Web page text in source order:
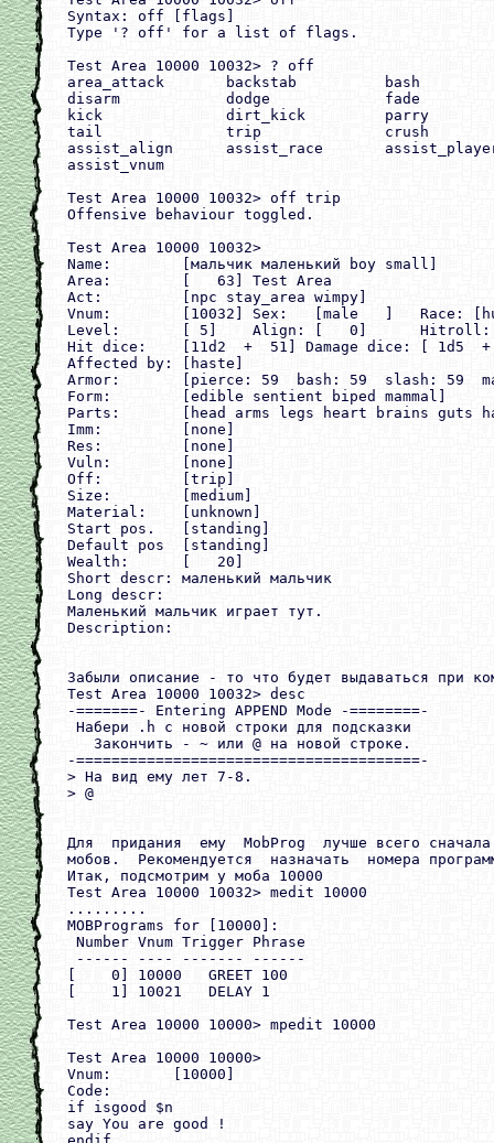
Syntax: off [flags]
Type '? off' for a list of flags.
Test Area 10000 10032> ? off
area_attack       backstab          bash
disarm            dodge             fade
kick              dirt_kick         parry
tail              trip              crush
assist_align      assist_race
assist_vnum
Test Area 10000 10032> off trip
Offensive behaviour toggled.
Test Area 10000 10032>
Name:        [мальчик маленький boy small]
Area:        [   63] Test Area
Act:         [npc stay_area wimpy]
Vnum:        [10032] Sex:   [male   ]   Race:
Level:       [ 5]    Align: [   0]      Hitroll: [
Hit dice:    [11d2  +  51] Damage dice: [ 1d5
Affected by: [haste]
Armor:       [pierce: 59  bash: 59  slash: 59
Form:        [edible sentient biped mammal]
Parts:       [head arms legs heart brains guts
Imm:         [none]
Res:         [none]
Vuln:        [none]
Off:         [trip]
Size:        [medium]
Material:    [unknown]
Start pos.   [standing]
Default pos  [standing]
Wealth:      [   20]
Short descr: маленький мальчик
Long descr:
Маленький мальчик играет тут.
Description:
Забыли описание - то что будет выдаваться при
Test Area 10000 10032> desc
-=======- Entering APPEND Mode -========-
Набери .h с новой строки для подсказки
   Закончить - ~ или @ на новой строке.
-=======================================-
> На вид ему лет 7-8.
> @
Для  придания  ему  MobProg  лучше всего сначала
мобов.  Рекомендуется  назначать  номера
Итак, подсмотрим у моба 10000
Test Area 10000 10032> medit 10000
.........
MOBPrograms for [10000]:
Number Vnum Trigger Phrase
------ ---- ------- ------
[    0] 10000   GREET 100
[    1] 10021   DELAY 1
Test Area 10000 10000> mpedit 10000
Test Area 10000 10000>
Vnum:       [10000]
Code:
if isgood $n
say You are good !